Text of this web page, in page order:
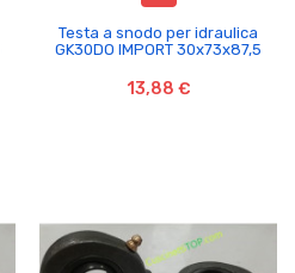
Testa a snodo per idraulica
GK30DO IMPORT 30x73x87,5
13,88 €